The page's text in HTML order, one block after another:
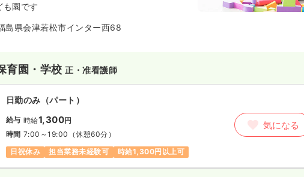
も園です
島県会津若松市インター西68
育園・学校正・准看護師
日勤のみ（パート）
給与 時給1,300円
時間 7:00～19:00 （休憩60分）
日祝休み
担当業務未経験可 時給1,300円以上可
気になる